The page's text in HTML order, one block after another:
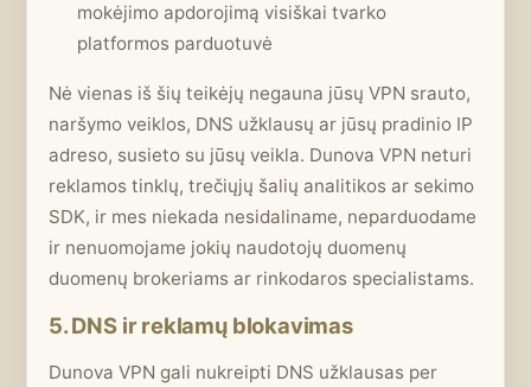
mokėjimo apdorojimą visiškai tvarko
platformos parduotuvė
Nė vienas iš šių teikėjų negauna jūsų VPN srauto,
naršymo veiklos, DNS užklausų ar jūsų pradinio IP
adreso, susieto su jūsų veikla. Dunova VPN neturi
reklamos tinklų, trečiųjų šalių analitikos ar sekimo
SDK, ir mes niekada nesidaliname, neparduodame
ir nenuomojame jokių naudotojų duomenų
duomenų brokeriams ar rinkodaros specialistams.
5. DNS ir reklamų blokavimas
Dunova VPN gali nukreipti DNS užklausas per